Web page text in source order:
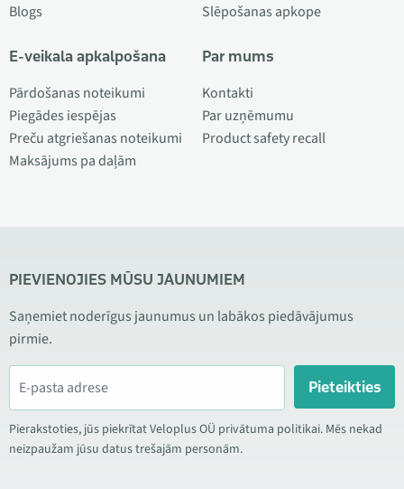
Blogs
E-veikala apkalpošana
Pārdošanas noteikumi
Piegādes iespējas
Preču atgriešanas noteikumi
Maksājums pa daļām
Slēpošanas apkope
Par mums
Kontakti
Par uzņēmumu
Product safety recall
PIEVIENOJIES MŪSU JAUNUMIEM
Saņemiet noderīgus jaunumus un labākos piedāvājumus
pirmie.
Pieteikties
Pierakstoties, jūs piekrītat Veloplus OÜ privātuma politikai. Mēs nekad
neizpaužam jūsu datus trešajām personām.